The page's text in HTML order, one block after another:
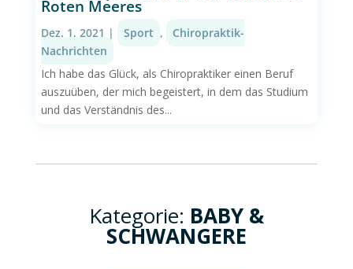
Roten Meeres
Dez. 1, 2021 | Sport ,
Chiropraktik-
Nachrichten
Ich habe das Glück, als Chiropraktiker einen Beruf
auszuüben, der mich begeistert, in dem das Studium
und das Verständnis des...
Kategorie: BABY &
SCHWANGERE